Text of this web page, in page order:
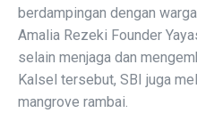
berdampingan dengan
Amalia Rezeki Founder
selain menjaga dan
Kalsel tersebut, SBI juga
mangrove rambai.